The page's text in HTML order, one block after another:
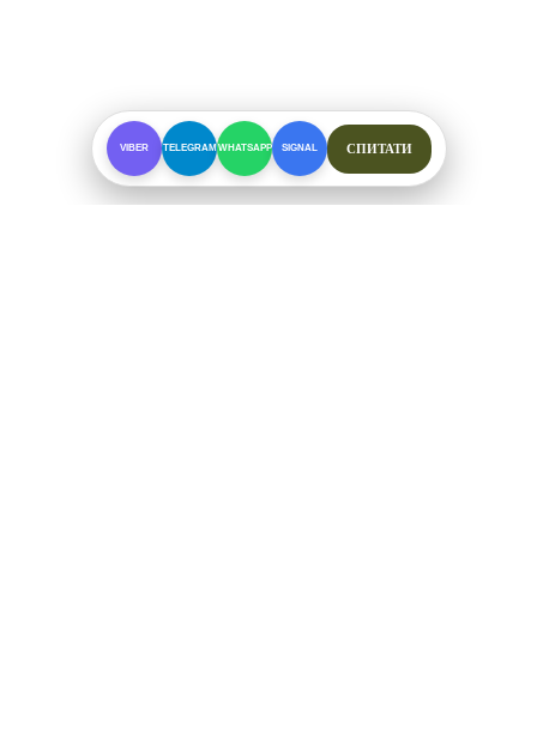
VIBER TELEGRAMWHATSAPP SIGNAL СПИТАТИ